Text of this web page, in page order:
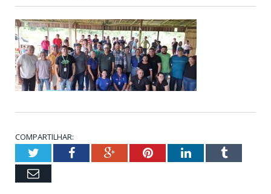
COMPARTILHAR:
TwitterFacebookGoogle+PinterestLinkedInTumblr
Email